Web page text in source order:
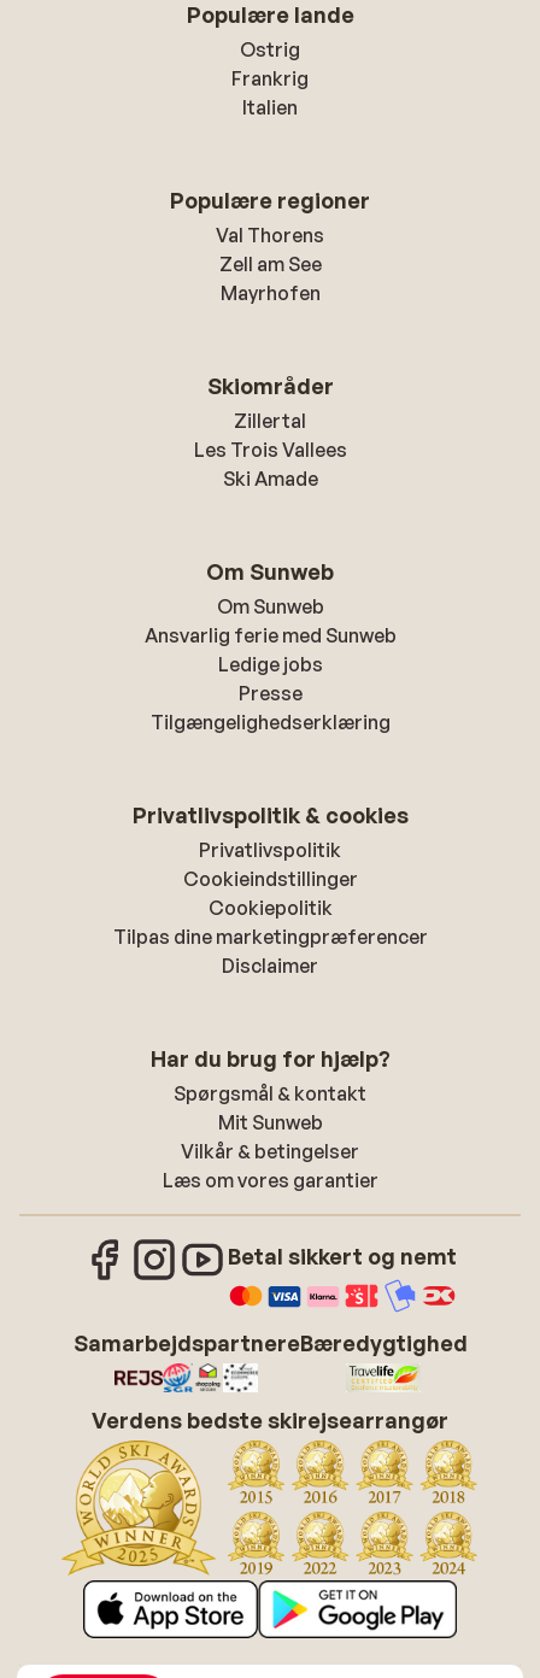
Populære lande
Ostrig
Frankrig
Italien
Populære regioner
Val Thorens
Zell am See
Mayrhofen
Skiområder
Zillertal
Les Trois Vallees
Ski Amade
Om Sunweb
Om Sunweb
Ansvarlig ferie med Sunweb
Ledige jobs
Presse
Tilgængelighedserklæring
Privatlivspolitik & cookies
Privatlivspolitik
Cookieindstillinger
Cookiepolitik
Tilpas dine marketingpræferencer
Disclaimer
Har du brug for hjælp?
Spørgsmål & kontakt
Mit Sunweb
Vilkår & betingelser
Læs om vores garantier
Betal sikkert og nemt
SamarbejdspartnereBæredygtighed
Verdens bedste skirejsearrangør